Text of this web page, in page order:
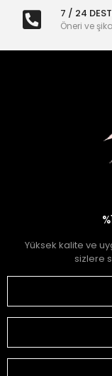
7 / 24
Öneri ve
Yüksek kalite ve
sizlere